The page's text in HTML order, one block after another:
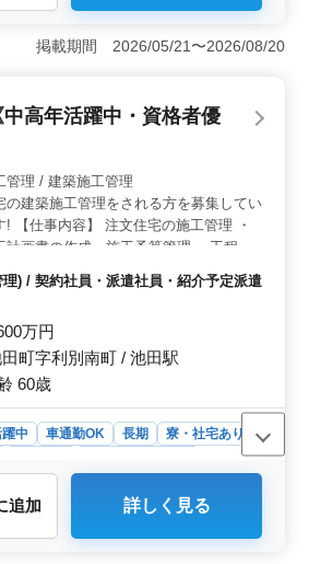
建築施工管理の経験者を重視し、
ます。中高年の方々が活躍できる環
。 ＜雇用条件の柔軟性＞ 契約
実＞ 寮や社宅の提供や福利厚
働きやすい環境を整えています。
掲載期間 2026/05/21〜2026/08/20
高年活躍中・資格者優
施工管理 / 建築施工管理
の建築施工管理をされる方を募集してい
! 【仕事内容】 注文住宅の施工管理 ・
計画書の作成・施工予算管理 ・工程の
ックと調整・施工のチェックと調整 ・
対策指示・資材、職人の手配 ・変更へ
士(1級/2級) ・建築士 など 木造、鉄骨
RC造、得意分野をお任せします! お客様
近い距離で、やりがいがあります。 夢
) / 契約社員・派遣社員・紹介予定派遣
万円
町字利別南町 / 池田駅
60歳
中 車通勤OK 長期
寮・社宅あり
格者優遇＞ 50代や60代の方が積極
追加 詳しく見る